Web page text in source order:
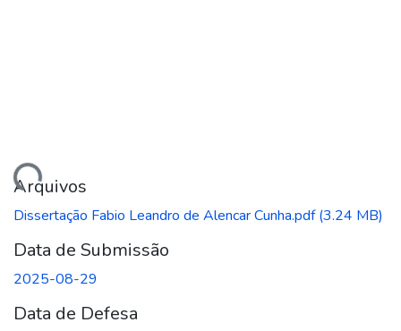
Arquivos
Dissertação Fabio Leandro de Alencar Cunha.pdf(3.24 MB)
Data de Submissão
2025-08-29
Data de Defesa